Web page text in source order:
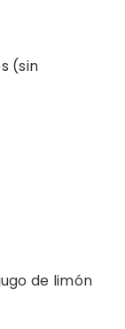
(sin
de limón